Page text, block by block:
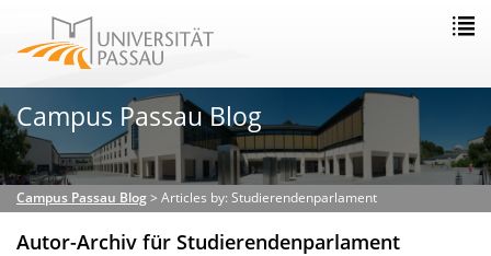
Campus Passau Blog
Campus Passau Blog> Articles by: Studierendenparlament
Autor-Archiv für Studierendenparlament